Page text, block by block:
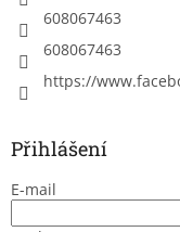
608067463
608067463
https://
Přihlášení
E-mail